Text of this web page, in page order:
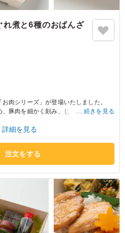
れ煮と6種のおばんざ
肉シリーズ」が登場いたしました。
豚肉を細かく刻み、じっくり炊き上げ
いならではの上品な味わいで、ご飯が
え、彩り豊かで満足感のある内容に仕
わいながらも、おばんざいとの相性が
がりいただけます。
ざい自慢の味わいをご賞味ください。
続きを見る
詳細を見る
注文をする